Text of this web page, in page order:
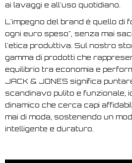
ai lavaggi e all'uso quotidiano.
L'impegno del brand è quello di
ogni euro speso", senza mai
l'etica produttiva. Sul nostro
gamma di prodotti che
equilibrio tra economia e
JACK & JONES significa
scandinavo pulito e funzionale,
dinamico che cerca capi
mai di moda, sostenendo un
intelligente e duraturo.